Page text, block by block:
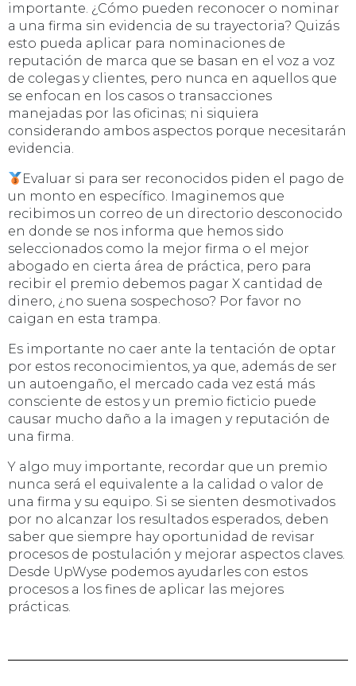
importante. ¿Cómo pueden reconocer o nominar
a una firma sin evidencia de su trayectoria? Quizás
esto pueda aplicar para nominaciones de
reputación de marca que se basan en el voz a voz
de colegas y clientes, pero nunca en aquellos que
se enfocan en los casos o transacciones
manejadas por las oficinas; ni siquiera
considerando ambos aspectos porque necesitarán
evidencia.
Evaluar si para ser reconocidos piden el pago de
un monto en específico. Imaginemos que
recibimos un correo de un directorio desconocido
en donde se nos informa que hemos sido
seleccionados como la mejor firma o el mejor
abogado en cierta área de práctica, pero para
recibir el premio debemos pagar X cantidad de
dinero, ¿no suena sospechoso? Por favor no
caigan en esta trampa.
Es importante no caer ante la tentación de optar
por estos reconocimientos, ya que, además de ser
un autoengaño, el mercado cada vez está más
consciente de estos y un premio ficticio puede
causar mucho daño a la imagen y reputación de
una firma.
Y algo muy importante, recordar que un premio
nunca será el equivalente a la calidad o valor de
una firma y su equipo. Si se sienten desmotivados
por no alcanzar los resultados esperados, deben
saber que siempre hay oportunidad de revisar
procesos de postulación y mejorar aspectos claves.
Desde UpWyse podemos ayudarles con estos
procesos a los fines de aplicar las mejores
prácticas.